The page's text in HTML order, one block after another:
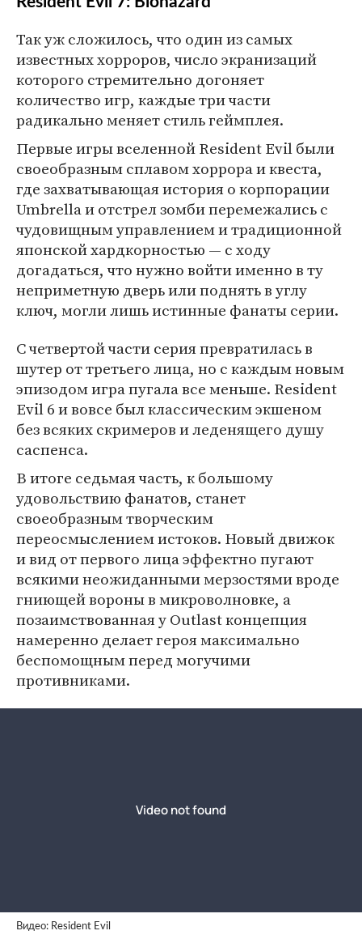
Так уж сложилось, что один из самых
известных хорроров, число экранизаций
которого стремительно догоняет
количество игр, каждые три части
радикально меняет стиль геймплея.
Первые игры вселенной Resident Evil были
своеобразным сплавом хоррора и квеста,
где захватывающая история о корпорации
Umbrella и отстрел зомби перемежались с
чудовищным управлением и традиционной
японской хардкорностью — с ходу
догадаться, что нужно войти именно в ту
неприметную дверь или поднять в углу
ключ, могли лишь истинные фанаты серии.
С четвертой части серия превратилась в
шутер от третьего лица, но с каждым новым
эпизодом игра пугала все меньше. Resident
Evil 6 и вовсе был классическим экшеном
без всяких скримеров и леденящего душу
саспенса.
В итоге седьмая часть, к большому
удовольствию фанатов, станет
своеобразным творческим
переосмыслением истоков. Новый движок
и вид от первого лица эффектно пугают
всякими неожиданными мерзостями вроде
гниющей вороны в микроволновке, а
позаимствованная у Outlast концепция
намеренно делает героя максимально
беспомощным перед могучими
противниками.
Видео: Resident Evil